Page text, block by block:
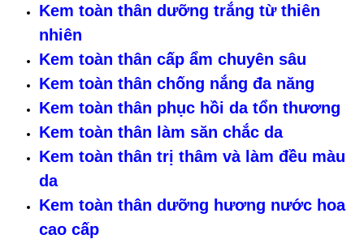
Kem toàn thân dưỡng trắng từ thiên
nhiên
Kem toàn thân cấp ẩm chuyên sâu
Kem toàn thân chống nắng đa năng
Kem toàn thân phục hồi da tổn thương
Kem toàn thân làm săn chắc da
Kem toàn thân trị thâm và làm đều màu
da
Kem toàn thân dưỡng hương nước hoa
cao cấp